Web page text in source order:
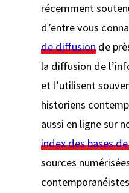
récemment
d’entre vous
de diffusion de
la diffusion de
et l’utilisent
historiens
aussi en ligne sur
index des bases
sources